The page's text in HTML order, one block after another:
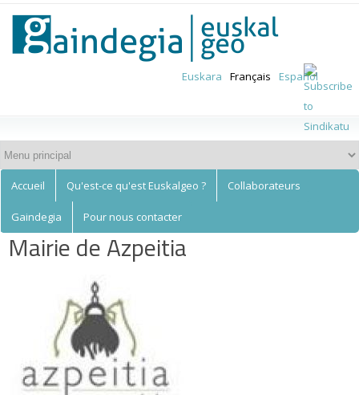
contenu
principal
Euskalgeo
Euskara Français Español
Accueil Qu'est-ce qu'est Euskalgeo ? Collaborateurs
Gaindegia Pour nous contacter
Mairie de Azpeitia